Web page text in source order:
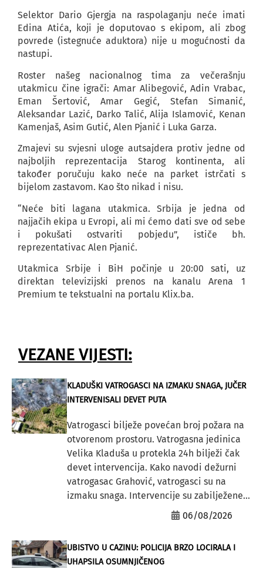
Selektor Dario Gjergja na raspolaganju neće imati
Edina Atića, koji je doputovao s ekipom, ali zbog
povrede (istegnuće aduktora) nije u mogućnosti da
nastupi.
Roster našeg nacionalnog tima za večerašnju
utakmicu čine igrači: Amar Alibegović, Adin Vrabac,
Eman Šertović, Amar Gegić, Stefan Simanić,
Aleksandar Lazić, Darko Talić, Alija Islamović, Kenan
Kamenjaš, Asim Gutić, Alen Pjanić i Luka Garza.
Zmajevi su svjesni uloge autsajdera protiv jedne od
najboljih reprezentacija Starog kontinenta, ali
također poručuju kako neće na parket istrčati s
bijelom zastavom. Kao što nikad i nisu.
“Neće biti lagana utakmica. Srbija je jedna od
najjačih ekipa u Evropi, ali mi ćemo dati sve od sebe
i pokušati ostvariti pobjedu”, ističe bh.
reprezentativac Alen Pjanić.
Utakmica Srbije i BiH počinje u 20:00 sati, uz
direktan televizijski prenos na kanalu Arena 1
Premium te tekstualni na portalu Klix.ba.
VEZANE VIJESTI:
KLADUŠKI VATROGASCI NA IZMAKU SNAGA, JUČER
INTERVENISALI DEVET PUTA
Vatrogasci bilježe povećan broj požara na
otvorenom prostoru. Vatrogasna jedinica
Velika Kladuša u protekla 24h bilježi čak
devet intervencija. Kako navodi dežurni
vatrogasac Grahović, vatrogasci su na
izmaku snaga. Intervencije su zabilježene...
06/08/2026
UBISTVO U CAZINU: POLICIJA BRZO LOCIRALA I
UHAPSILA OSUMNJIČENOG